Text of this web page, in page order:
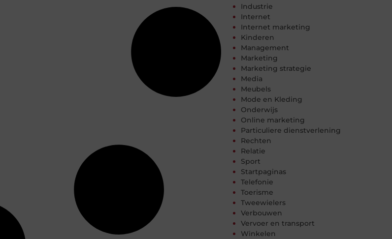
Industrie
Internet
Internet marketing
Kinderen
Management
Marketing
Marketing strategie
Media
Meubels
Mode en Kleding
Onderwijs
Online marketing
Particuliere dienstverlening
Rechten
Relatie
Sport
Startpaginas
Telefonie
Toerisme
Tweewielers
Verbouwen
Vervoer en transport
Winkelen